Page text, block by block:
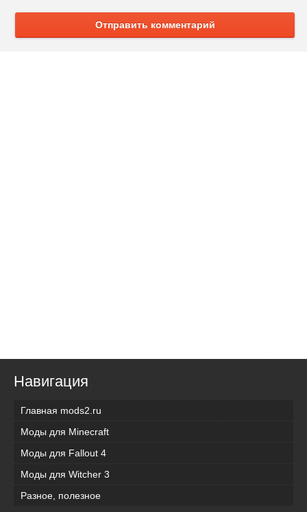
Отправить комментарий
Навигация
Главная mods2.ru
Моды для Minecraft
Моды для Fallout 4
Моды для Witcher 3
Разное, полезное